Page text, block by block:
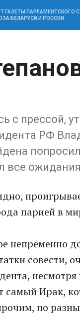
ГАЗЕТЫ ПАРЛАМЕНТСКОГО
БЕЛАРУСИ И РОССИИ
с прессой,
РФ
парией в
непременно
совести,
самый Ирак,
по